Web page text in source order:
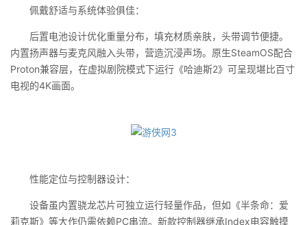
佩戴舒适与系统体验俱佳：
后置电池设计优化重量分布，填充材质亲肤，头带调节便捷。
内置扬声器与麦克风融入头带，营造沉浸声场。原生SteamOS配合
Proton兼容层，在虚拟剧院模式下运行《哈迪斯2》可呈现堪比百寸
电视的4K画面。
性能定位与控制器设计：
设备虽内置骁龙芯片可独立运行轻量作品，但如《半条命：爱
莉克斯》等大作仍需依赖PC串流。新款控制器继承Index电容触摸